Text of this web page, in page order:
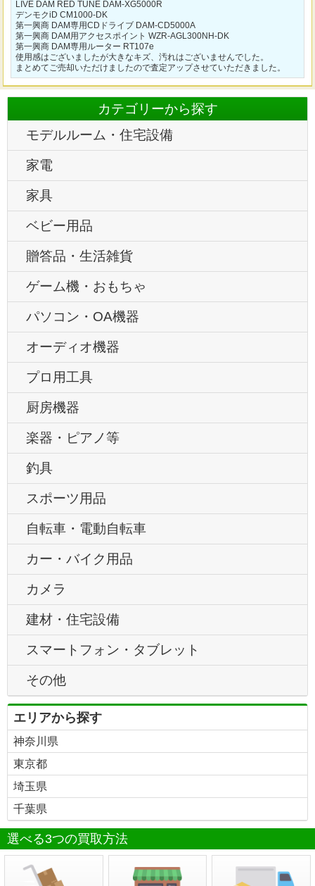
LIVE DAM RED TUNE DAM-XG5000R
デンモクiD CM1000-DK
第一興商 DAM専用CDドライブ DAM-CD5000A
第一興商 DAM用アクセスポイント WZR-AGL300NH-DK
第一興商 DAM専用ルーター RT107e
使用感はございましたが大きなキズ、汚れはございませんでした。
まとめてご売却いただけましたので査定アップさせていただきました。
カテゴリーから探す
モデルルーム・住宅設備
家電
家具
ベビー用品
贈答品・生活雑貨
ゲーム機・おもちゃ
パソコン・OA機器
オーディオ機器
プロ用工具
厨房機器
楽器・ピアノ等
釣具
スポーツ用品
自転車・電動自転車
カー・バイク用品
カメラ
建材・住宅設備
スマートフォン・タブレット
その他
エリアから探す
神奈川県
東京都
埼玉県
千葉県
選べる3つの買取方法